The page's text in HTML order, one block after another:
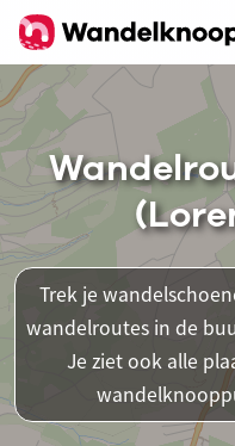
Trek je
wandelroutes in de
Je ziet ook alle